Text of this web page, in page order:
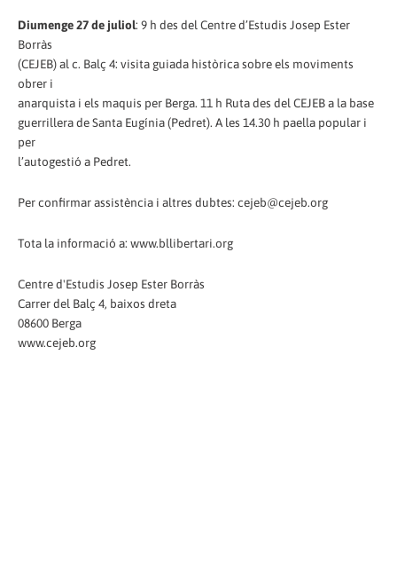
Diumenge 27 de juliol: 9 h des del Centre d’Estudis Josep Ester
Borràs
(CEJEB) al c. Balç 4: visita guiada històrica sobre els moviments
obrer i
anarquista i els maquis per Berga. 11 h Ruta des del CEJEB a la base
guerrillera de Santa Eugínia (Pedret). A les 14.30 h paella popular i
per
l’autogestió a Pedret.
Per confirmar assistència i altres dubtes: cejeb@cejeb.org
Tota la informació a: www.bllibertari.org
Centre d'Estudis Josep Ester Borràs
Carrer del Balç 4, baixos dreta
08600 Berga
www.cejeb.org